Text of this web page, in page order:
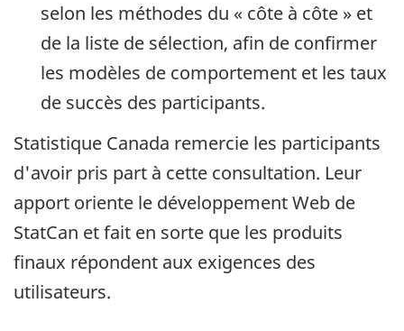
selon les méthodes du « côte à côte » et
de la liste de sélection, afin de confirmer
les modèles de comportement et les taux
de succès des participants.
Statistique Canada remercie les participants
d'avoir pris part à cette consultation. Leur
apport oriente le développement Web de
StatCan et fait en sorte que les produits
finaux répondent aux exigences des
utilisateurs.